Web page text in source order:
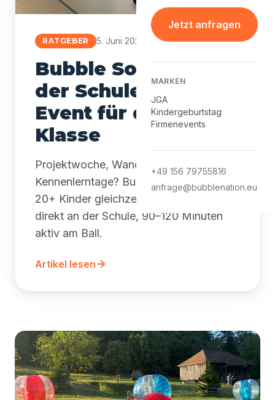
Jetzt anfragen
MARKEN
JGA
Kindergeburtstag
Firmenevents
+49 156 79755816
anfrage@bubblenation.eu
RATGEBER 5. Juni 2026 6 Min. Lesezeit
Bubble Soccer in
der Schule: das
Event für die ganze
Klasse
Projektwoche, Wandertag oder
Kennenlerntage? Bubble Soccer holt
20+ Kinder gleichzeitig ab – inklusiv,
direkt an der Schule, 90–120 Minuten
aktiv am Ball.
Artikel lesen